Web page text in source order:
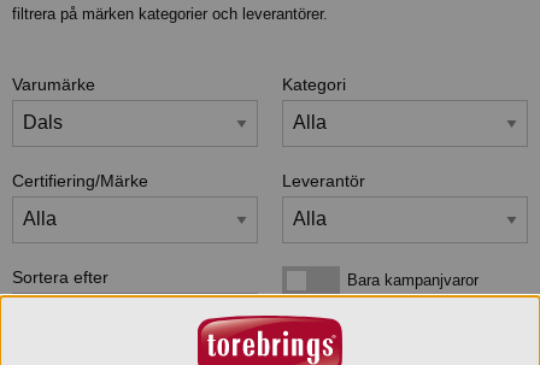
filtrera på märken kategorier och leverantörer.
Varumärke Kategori
Certifiering/Märke Leverantör
Sortera efter Bara kampanjvarorBara kampanjvaror
Bara lagervaror